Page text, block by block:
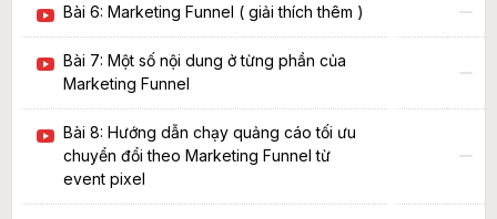
Bài 6: Marketing Funnel ( giải thích thêm )
Bài 7: Một số nội dung ở từng phần của
Marketing Funnel
Bài 8: Hướng dẫn chạy quảng cáo tối ưu
chuyển đổi theo Marketing Funnel từ
event pixel